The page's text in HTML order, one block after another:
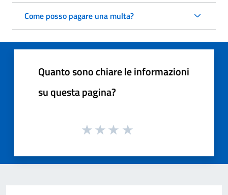
Come posso pagare una multa?
Quanto sono chiare le informazioni
su questa pagina?